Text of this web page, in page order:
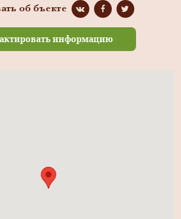
об бъекте
информацию